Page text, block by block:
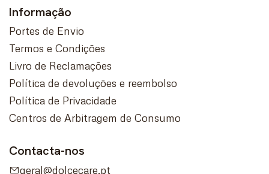
Informação
Portes de Envio
Termos e Condições
Livro de Reclamações
Política de devoluções e reembolso
Política de Privacidade
Centros de Arbitragem de Consumo
Contacta-nos
geral@dolcecare.pt